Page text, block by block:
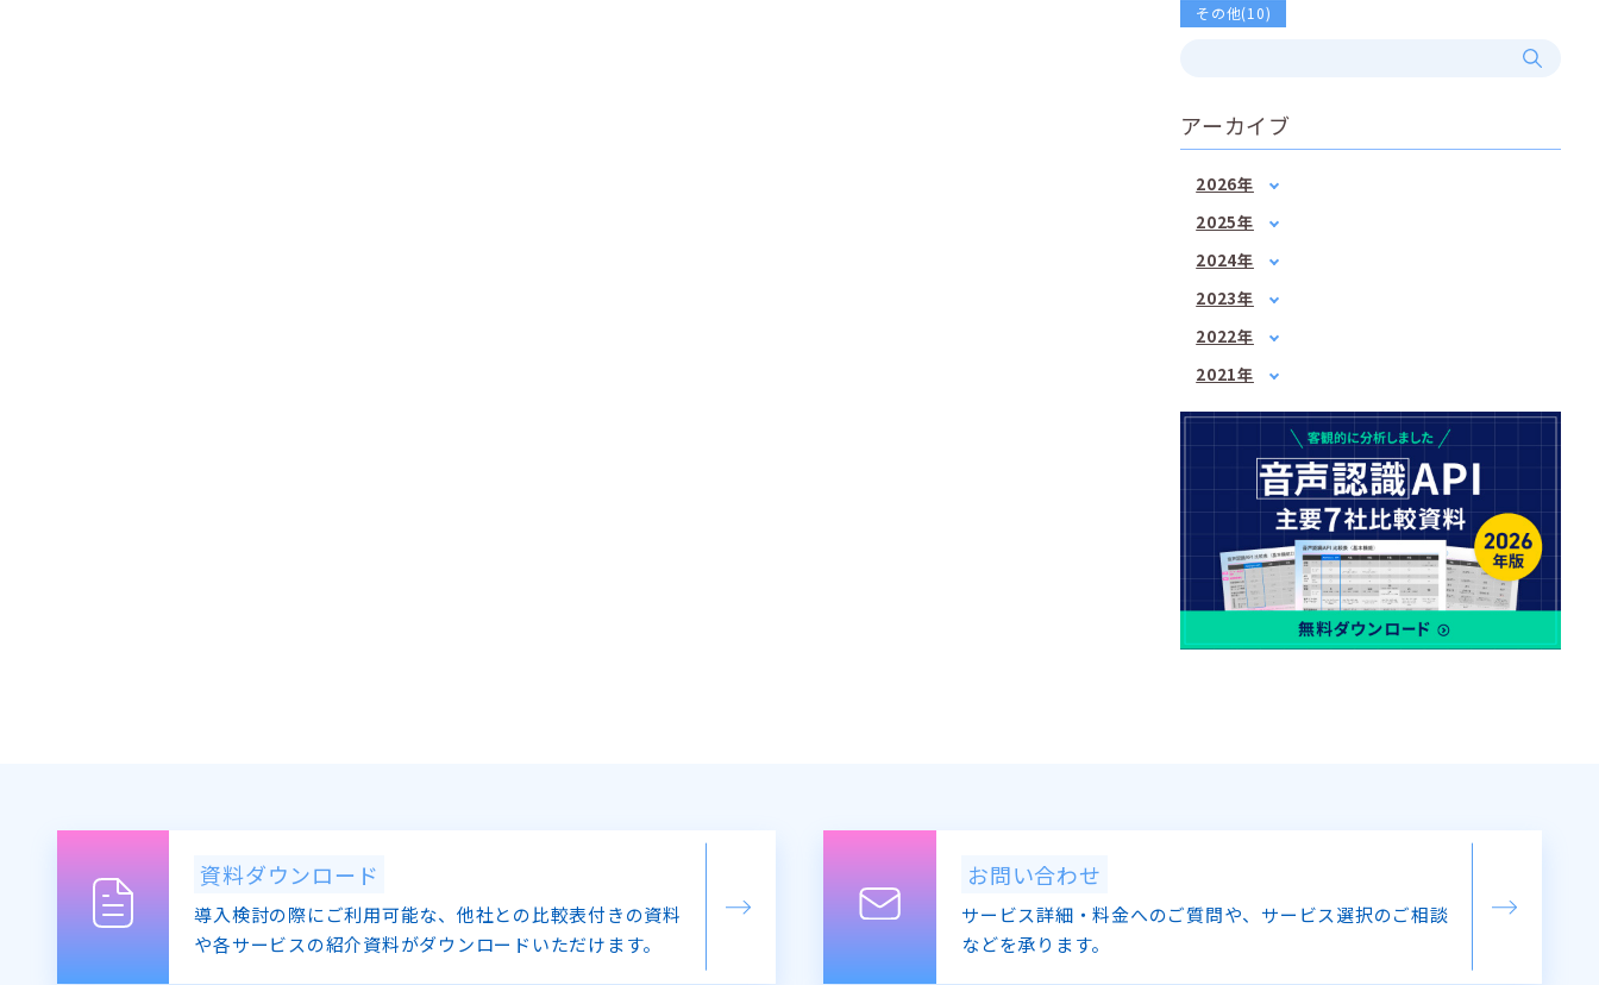
その他(10)
アーカイブ
2026年
2月(1)
3月(1)
4月(1)
6月(2)
7月(3)
2025年
3月(2)
5月(1)
7月(2)
9月(1)
10月(1)
12月
(2)
2024年
2月(1)
3月(1)
4月(3)
(2)
12月 (1)
2023年
2月(1)
3月(2)
4月(2)
7月
9月(1)
10月(1)
11月(1)
2022年
2月(3)
3月(2)
4月
8月(2)
9月 (1)
10月(2)
11月(2)
2021年
(2)
9月(2)
10月(3)
12月(3)
資料ダウンロード
導入検討の際にご利用可能な、他社との比較表付きの資料
や各サービスの紹介資料がダウンロードいただけます。
お問い合わせ
サービス詳細・料金へのご質問や、サービス選択のご相談
などを承ります。